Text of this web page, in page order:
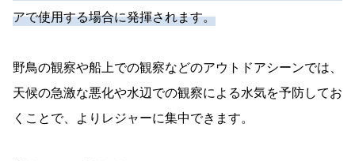
アで使用する場合に発揮されます。
野鳥の観察や船上での観察などのアウトドアシーンでは、
天候の急激な悪化や水辺での観察による水気を予防してお
くことで、よりレジャーに集中できます。